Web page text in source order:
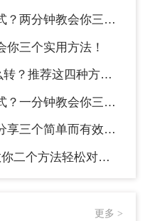
分钟教会你三种方法
三个实用方法！
荐这四种方法给大家！
钟教会你三个方法！
简单而有效的方法！
个方法轻松对应！
更多 >